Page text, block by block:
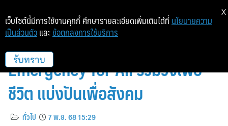
Rajavithi Run for Life,
Emergency for All ร่วมวิ่งเพื่อ
ชีวิต แบ่งปันเพื่อสังคม
ทั่วไป 7 พ.ย. 68 15:29
เว็บไซต์นี้มีการใช้งานคุกกี้ ศึกษารายละเอียดเพิ่มเติมได้ที่ นโยบายความ
เป็นส่วนตัว และ ข้อตกลงการใช้บริการ
รับทราบ
X